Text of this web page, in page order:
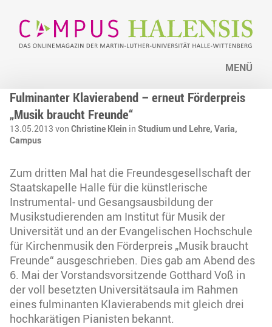
MENÜ
Fulminanter Klavierabend – erneut Förderpreis
„Musik braucht Freunde“
13.05.2013 von Christine Klein in Studium und Lehre, Varia,
Campus
Zum dritten Mal hat die Freundesgesellschaft der
Staatskapelle Halle für die künstlerische
Instrumental- und Gesangsausbildung der
Musikstudierenden am Institut für Musik der
Universität und an der Evangelischen Hochschule
für Kirchenmusik den Förderpreis „Musik braucht
Freunde“ ausgeschrieben. Dies gab am Abend des
6. Mai der Vorstandsvorsitzende Gotthard Voß in
der voll besetzten Universitätsaula im Rahmen
eines fulminanten Klavierabends mit gleich drei
hochkarätigen Pianisten bekannt.